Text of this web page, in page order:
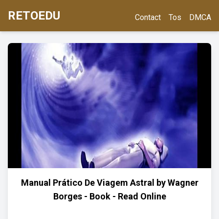
RETOEDU Contact Tos DMCA
Manual Prático De Viagem Astral by Wagner
Borges - Book - Read Online